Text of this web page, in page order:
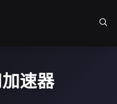
速器